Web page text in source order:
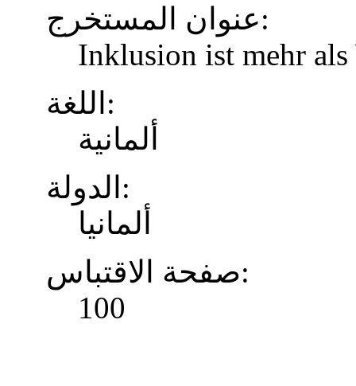
عنوان المستخرج:
Inklusion ist mehr
اللغة:
ألمانية
الدولة:
ألمانيا
صفحة الاقتباس:
100